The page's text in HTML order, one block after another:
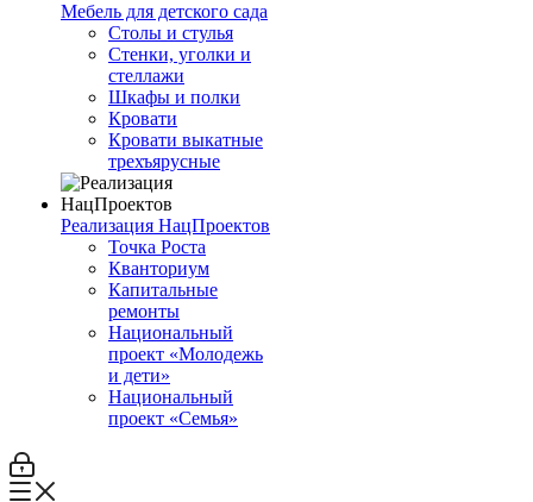
Мебель для детского сада
Столы и стулья
Стенки, уголки и
стеллажи
Шкафы и полки
Кровати
Кровати выкатные
трехъярусные
Реализация НацПроектов
Точка Роста
Кванториум
Капитальные
ремонты
Национальный
проект «Молодежь
и дети»
Национальный
проект «Семья»